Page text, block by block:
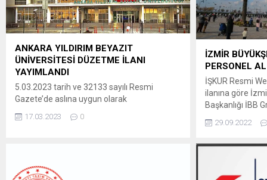
ANKARA YILDIRIM BEYAZIT
ÜNİVERSİTESİ DÜZETME İLANI
YAYIMLANDI
5.03.2023 tarih ve 32133 sayılı Resmi
Gazete’de aslına uygun olarak
personel alımı ilanımızda görülen lüzum
DUYURU VE BAŞVURU İÇİN TIKLAYIN:
17.03.2023 0
İZMİR
PERSONEL
İŞKUR Resmi
ilanına göre
Başkanlığı İBB
alınacaktır.
göndermek
29.09.2022